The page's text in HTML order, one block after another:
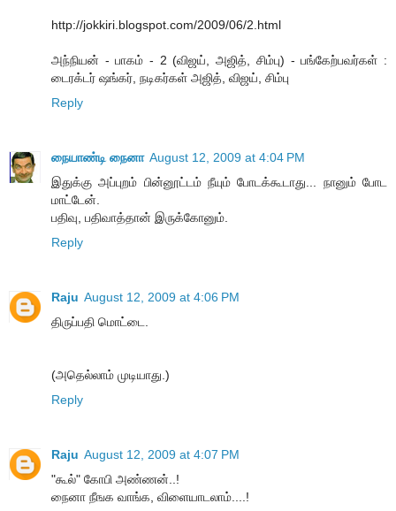
http://jokkiri.blogspot.com/2009/06/2.html
அந்நியன் - பாகம் - 2 (விஜய், அஜித், சிம்பு) - பங்கேற்பவர்கள் :
டைரக்டர் ஷங்கர், நடிகர்கள் அஜித், விஜய், சிம்பு
Reply
நையாண்டி நைனா August 12, 2009 at 4:04 PM
இதுக்கு அப்புறம் பின்னூட்டம் நீயும் போடக்கூடாது... நானும் போட
மாட்டேன்.
பதிவு, பதிவாத்தான் இருக்கோனும்.
Reply
Raju August 12, 2009 at 4:06 PM
திருப்பதி மொட்டை.
(அதெல்லாம் முடியாது.)
Reply
Raju August 12, 2009 at 4:07 PM
"கூல்" கோபி அண்ணன்..!
நைனா நீஙக வாங்க, விளையாடலாம்....!